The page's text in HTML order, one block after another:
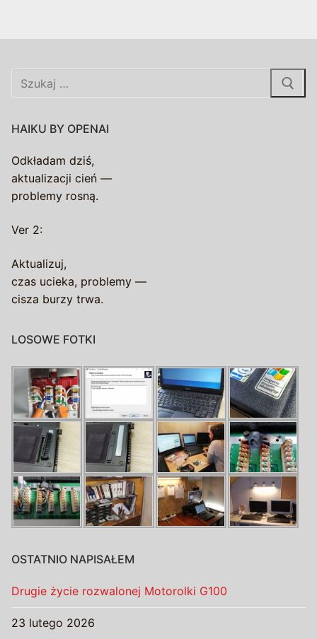
Szukaj:
HAIKU BY OPENAI
Odkładam dziś,
aktualizacji cień —
problemy rosną.
Ver 2:
Aktualizuj,
czas ucieka, problemy —
cisza burzy trwa.
LOSOWE FOTKI
OSTATNIO NAPISAŁEM
Drugie życie rozwalonej Motorolki G100
23 lutego 2026